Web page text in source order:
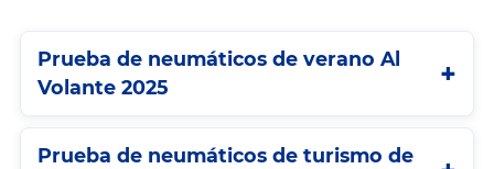
Prueba de neumáticos de verano Al
Volante 2025
Prueba de neumáticos de turismo de